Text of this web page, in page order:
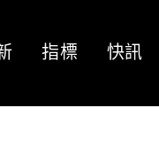
指標 快訊